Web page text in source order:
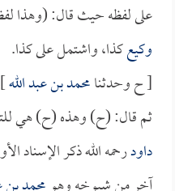
على لفظه حيث قال: (وهذا
وكيعكذا، واشتمل على كذا.
[ ح وحدثنامحمد بن عبد الله
ثم قال: (ح) وهذه (ح) هي
داودرحمه الله ذكر الإسناد